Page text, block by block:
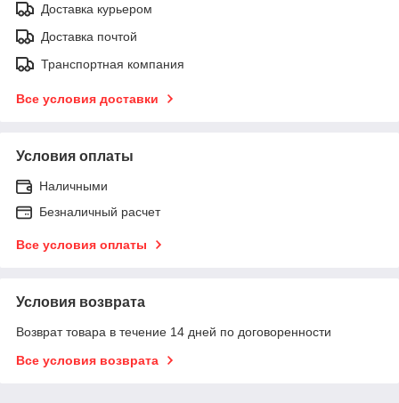
Доставка курьером
Доставка почтой
Транспортная компания
Все условия доставки
Условия оплаты
Наличными
Безналичный расчет
Все условия оплаты
Условия возврата
Возврат товара в течение 14 дней по договоренности
Все условия возврата